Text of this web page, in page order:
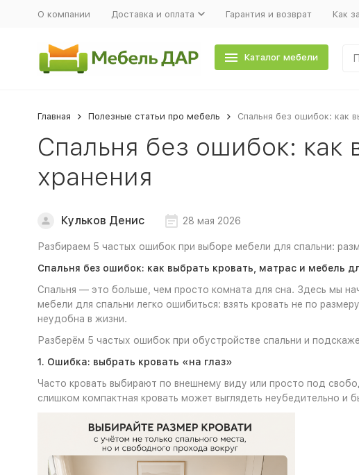
О компании Доставка и оплата Гарантия и возврат Как
Каталог мебели
Главная Полезные статьи про мебель Спальня без ошибок: как
Спальня без ошибок: как
хранения
Кульков Денис 28 мая 2026
Разбираем 5 частых ошибок при выборе мебели для спальни:
Спальня без ошибок: как выбрать кровать, матрас и мебель
Спальня — это больше, чем просто комната для сна. Здесь мы
мебели для спальни легко ошибиться: взять кровать не по
неудобна в жизни.
Разберём 5 частых ошибок при обустройстве спальни и
1. Ошибка: выбрать кровать «на глаз»
Часто кровать выбирают по внешнему виду или просто под
слишком компактная кровать может выглядеть неубедительно и